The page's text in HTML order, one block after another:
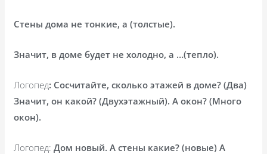
Стены дома не тонкие, а (толстые).
Значит, в доме будет не холодно, а …(тепло).
Логопед: Сосчитайте, сколько этажей в доме? (Два)
Значит, он какой? (Двухэтажный). А окон? (Много
окон).
Логопед: Дом новый. А стены какие? (новые) А